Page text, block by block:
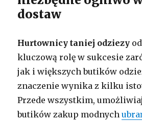
dostaw
Hurtownicy taniej odziezy
kluczową rolę w sukcesie
jak i większych butików
znaczenie wynika z kilku
Przede wszystkim,
butików zakup modnych